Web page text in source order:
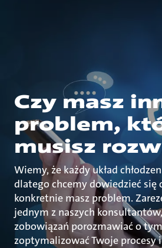
Czy masz
problem,
musisz
Wiemy, że każdy układ
dlatego chcemy dowiedzieć się
konkretnie masz problem.
jednym z naszych
zobowiązań porozmawiać o
zoptymalizować Twoje procesy